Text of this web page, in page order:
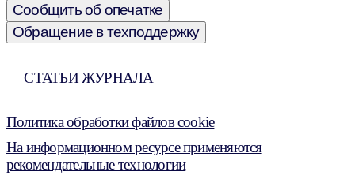
Сообщить об опечатке
Обращение в техподдержку
СТАТЬИ ЖУРНАЛА
Политика обработки файлов cookie
На информационном ресурсе применяются
рекомендательные технологии